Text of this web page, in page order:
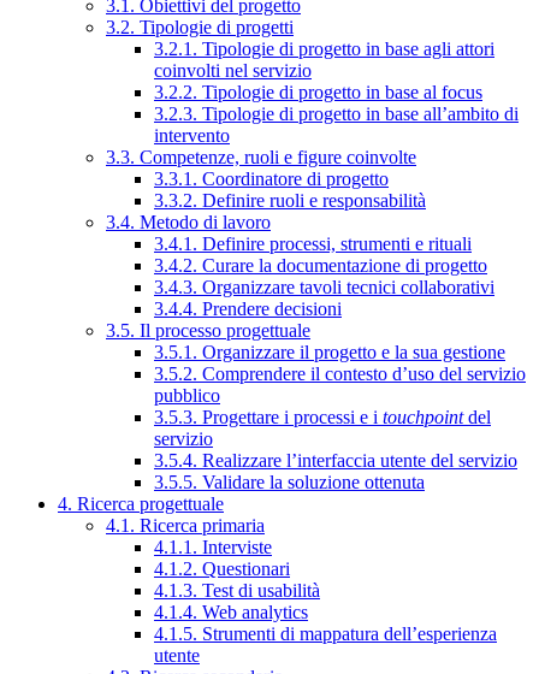
3.1. Obiettivi del progetto
3.2. Tipologie di progetti
3.2.1. Tipologie di progetto in base agli attori
coinvolti nel servizio
3.2.2. Tipologie di progetto in base al focus
3.2.3. Tipologie di progetto in base all’ambito di
intervento
3.3. Competenze, ruoli e figure coinvolte
3.3.1. Coordinatore di progetto
3.3.2. Definire ruoli e responsabilità
3.4. Metodo di lavoro
3.4.1. Definire processi, strumenti e rituali
3.4.2. Curare la documentazione di progetto
3.4.3. Organizzare tavoli tecnici collaborativi
3.4.4. Prendere decisioni
3.5. Il processo progettuale
3.5.1. Organizzare il progetto e la sua gestione
3.5.2. Comprendere il contesto d’uso del servizio
pubblico
3.5.3. Progettare i processi e i touchpointdel
servizio
3.5.4. Realizzare l’interfaccia utente del servizio
3.5.5. Validare la soluzione ottenuta
4. Ricerca progettuale
4.1. Ricerca primaria
4.1.1. Interviste
4.1.2. Questionari
4.1.3. Test di usabilità
4.1.4. Web analytics
4.1.5. Strumenti di mappatura dell’esperienza
utente